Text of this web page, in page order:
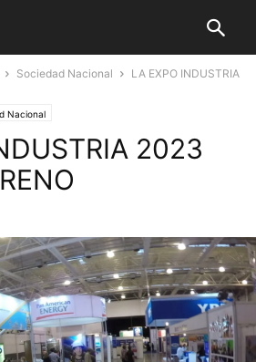
Sociedad Nacional
LA EXPO INDUSTRIA
Nacional
2023